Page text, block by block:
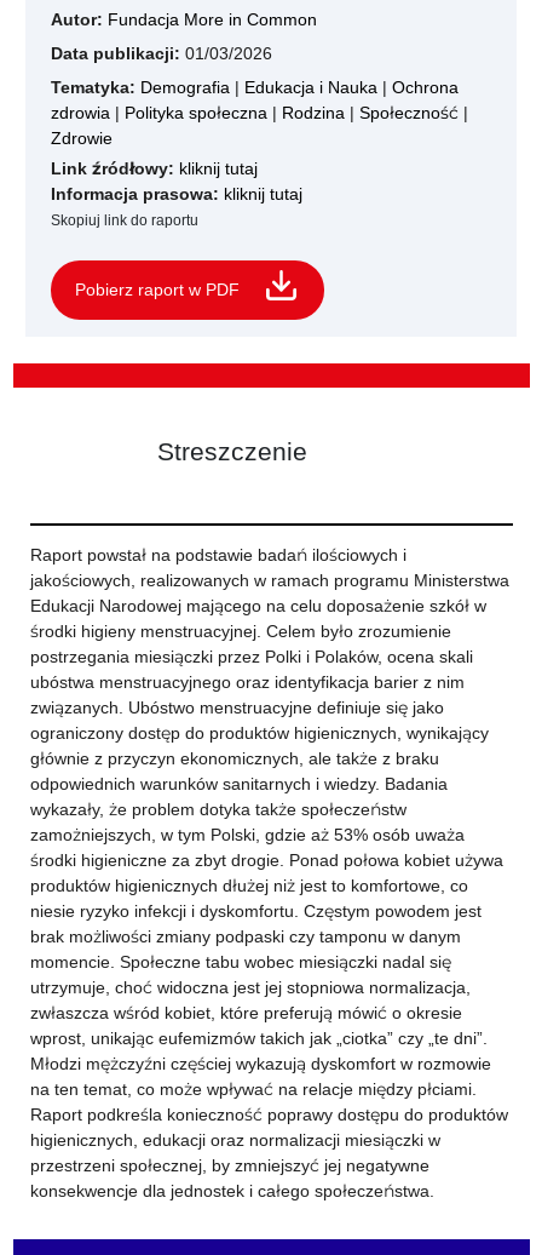
Autor: Fundacja More in Common
Data publikacji: 01/03/2026
Tematyka: Demografia | Edukacja i Nauka | Ochrona
zdrowia | Polityka społeczna | Rodzina | Społeczność |
Zdrowie
Link źródłowy: kliknij tutaj
Informacja prasowa: kliknij tutaj
Skopiuj link do raportu
Pobierz raport w PDF
Streszczenie
Raport powstał na podstawie badań ilościowych i
jakościowych, realizowanych w ramach programu Ministerstwa
Edukacji Narodowej mającego na celu doposażenie szkół w
środki higieny menstruacyjnej. Celem było zrozumienie
postrzegania miesiączki przez Polki i Polaków, ocena skali
ubóstwa menstruacyjnego oraz identyfikacja barier z nim
związanych. Ubóstwo menstruacyjne definiuje się jako
ograniczony dostęp do produktów higienicznych, wynikający
głównie z przyczyn ekonomicznych, ale także z braku
odpowiednich warunków sanitarnych i wiedzy. Badania
wykazały, że problem dotyka także społeczeństw
zamożniejszych, w tym Polski, gdzie aż 53% osób uważa
środki higieniczne za zbyt drogie. Ponad połowa kobiet używa
produktów higienicznych dłużej niż jest to komfortowe, co
niesie ryzyko infekcji i dyskomfortu. Częstym powodem jest
brak możliwości zmiany podpaski czy tamponu w danym
momencie. Społeczne tabu wobec miesiączki nadal się
utrzymuje, choć widoczna jest jej stopniowa normalizacja,
zwłaszcza wśród kobiet, które preferują mówić o okresie
wprost, unikając eufemizmów takich jak „ciotka” czy „te dni”.
Młodzi mężczyźni częściej wykazują dyskomfort w rozmowie
na ten temat, co może wpływać na relacje między płciami.
Raport podkreśla konieczność poprawy dostępu do produktów
higienicznych, edukacji oraz normalizacji miesiączki w
przestrzeni społecznej, by zmniejszyć jej negatywne
konsekwencje dla jednostek i całego społeczeństwa.